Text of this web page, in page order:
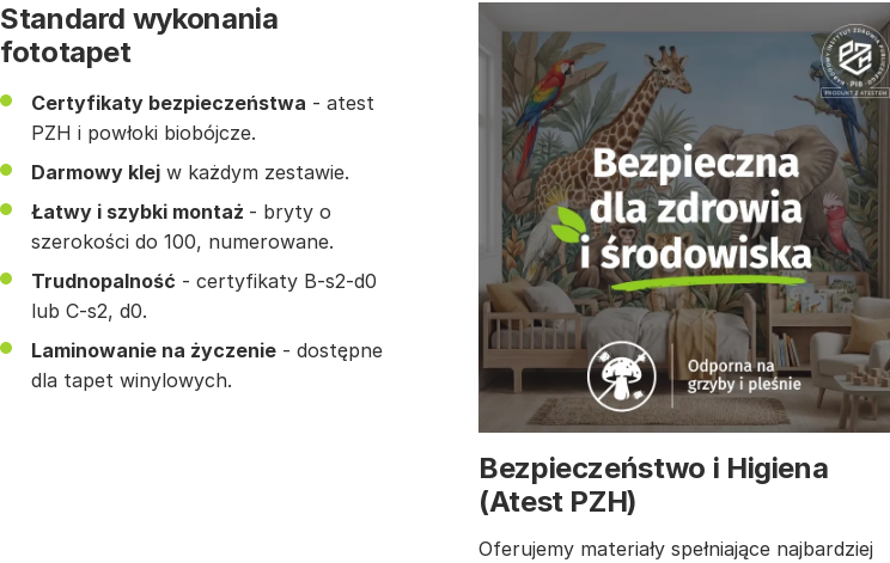
Standard wykonania
fototapet
Certyfikaty bezpieczeństwa - atest
PZH i powłoki biobójcze.
Darmowy klej w każdym zestawie.
Łatwy i szybki montaż - bryty o
szerokości do 100, numerowane.
Trudnopalność - certyfikaty B-s2-d0
lub C-s2, d0.
Laminowanie na życzenie - dostępne
dla tapet winylowych.
Bezpieczeństwo i Higiena
(Atest PZH)
Oferujemy materiały spełniające najbardziej